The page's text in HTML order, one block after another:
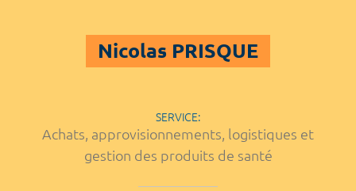
Nicolas PRISQUE
SERVICE:
Achats, approvisionnements, logistiques et
gestion des produits de santé